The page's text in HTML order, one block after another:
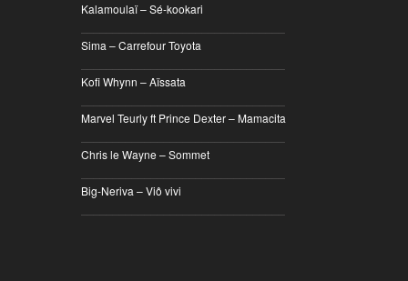
Kalamoulaï – Sé-kookari
Sima – Carrefour Toyota
Kofi Whynn – Aïssata
Marvel Teurly ft Prince Dexter – Mamacita
Chris le Wayne – Sommet
Big-Neriva – Viô vivi